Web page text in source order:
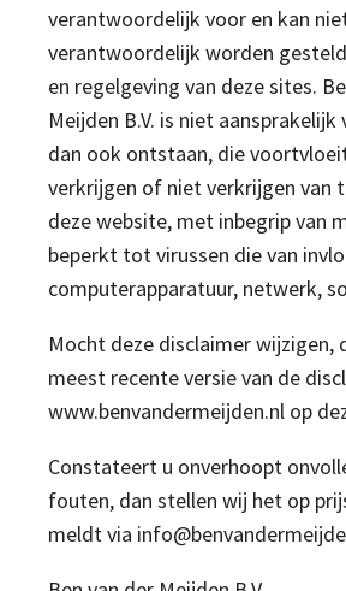
verantwoordelijk voor en kan
verantwoordelijk worden
en regelgeving van deze sites.
Meijden B.V. is niet
dan ook ontstaan, die
verkrijgen of niet verkrijgen van
deze website, met inbegrip van
beperkt tot virussen die van
computerapparatuur, netwerk,
Mocht deze disclaimer wijzigen,
meest recente versie van de
www.benvandermeijden.nl op
Constateert u onverhoopt
fouten, dan stellen wij het op
meldt via